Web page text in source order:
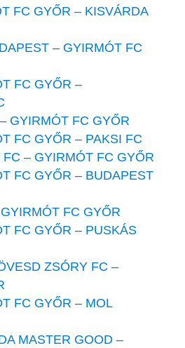
FC GYŐR – KISVÁRDA
– GYIRMÓT FC
FC GYŐR –
GYIRMÓT FC GYŐR
FC GYŐR – PAKSI FC
– GYIRMÓT FC GYŐR
FC GYŐR – BUDAPEST
FC GYŐR
FC GYŐR – PUSKÁS
ZSÓRY FC –
FC GYŐR – MOL
MASTER GOOD –